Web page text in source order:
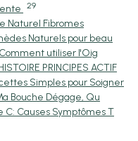
29
Naturel Fibromes
Naturels pour beau
utiliser l'Oig
PRINCIPES ACTIF
Simples pour Soigner
Bouche Dégage, Qu
C: Causes Symptômes T